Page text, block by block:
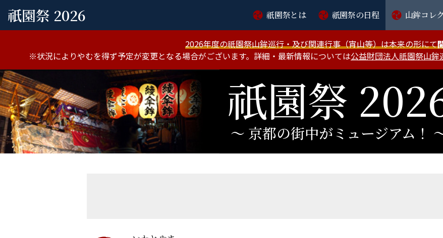
祇園祭 2026 祇園祭とは 祇園祭の日程 山鉾コレ
2026年度の祇園祭山鉾巡行・及び関連行事（宵山等）は本来の形にて
※状況によりやむを得ず予定が変更となる場合がございます。詳細・最新情報については公益財団法人祇園祭山鉾
祇園祭
〜 京都の街中がミュージアム！